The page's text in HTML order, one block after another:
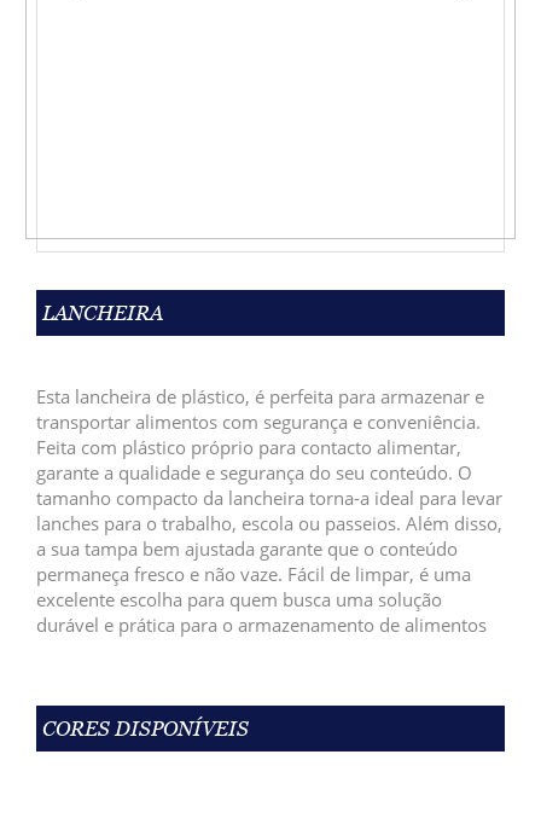
LANCHEIRA
Esta lancheira de plástico, é perfeita para armazenar e
transportar alimentos com segurança e conveniência.
Feita com plástico próprio para contacto alimentar,
garante a qualidade e segurança do seu conteúdo. O
tamanho compacto da lancheira torna-a ideal para levar
lanches para o trabalho, escola ou passeios. Além disso,
a sua tampa bem ajustada garante que o conteúdo
permaneça fresco e não vaze. Fácil de limpar, é uma
excelente escolha para quem busca uma solução
durável e prática para o armazenamento de alimentos
CORES DISPONÍVEIS